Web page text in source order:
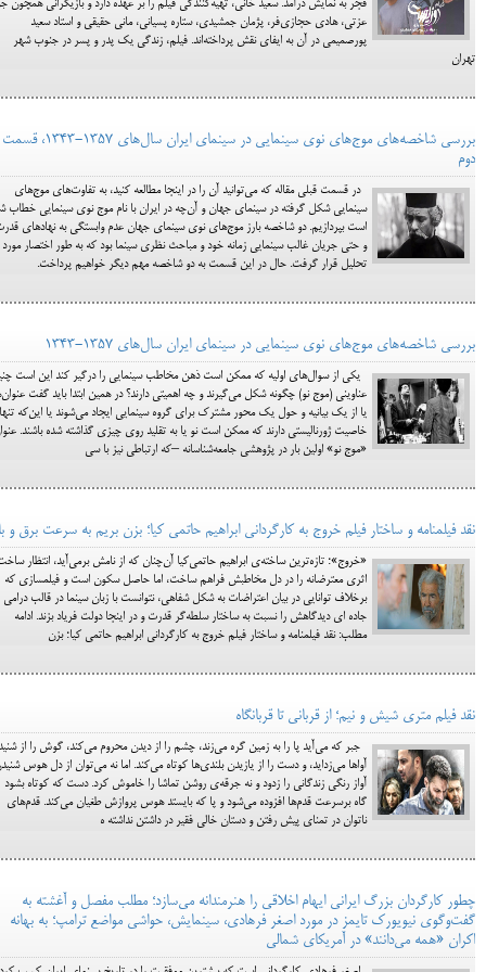
فجر به نمایش درآمد. سعید خانی، تهیه‌کنندگی فیلم را بر عهده دارد و بازیگرانی همچون
عزتی، هادی حجازی‌فر، پژمان جمشیدی، ستاره پسیانی، مانی حقیقی و استاد سعید
پورصمیمی در آن به ایفای نقش پرداخته‌اند. فیلم، زندگی یک پدر و پسر در جنوب شهر
تهران
بررسی شاخصه‌های موج‌های نوی سینمایی در سینمای ایران سال‌های 1357-1343، قسمت
دوم
در قسمت قبلی مقاله که می‌توانید آن را در اینجا مطالعه کنید، به تفاوت‌های موج‌های
سینمایی شکل گرفته در سینمای جهان و آن‌چه در ایران با نام موج نوی سینمایی خطاب
است بپردازیم. دو شاخصه بارز موج‌های نوی سینمای جهان عدم وابستگی به نهادهای
و حتی جریان غالب سینمایی زمانه خود و مباحث نظری سینما بود که به طور اختصار مورد
تحلیل قرار گرفت. حال در این قسمت به دو شاخصه مهم دیگر خواهیم پرداخت.
بررسی شاخصه‌های موج‌های نوی سینمایی در سینمای ایران سال‌های 1357-1343
یکی از سوال‌های اولیه که ممکن است ذهن مخاطب سینمایی را درگیر کند این است
عناوینی (موج نو) چگونه شکل می‌گیرند و چه اهمیتی دارند؟ در همین ابتدا باید گفت
یا از یک بیانیه و حول یک محور مشترک برای گروه سینمایی ایجاد می‌شوند یا این‌که تنها
خاصیت ژورنالیستی دارند که ممکن است نو یا به تقلید روی چیزی گذاشته شده باشند.
«موج نو» اولین بار در پژوهشی جامعه‌شناسانه –که ارتباطی نیز با سی
نقد فیلمنامه و ساختار فیلم خروج به کارگردانی ابراهیم حاتمی کیا؛ بزن بریم به سرعت برق و
«خروج»؛ تازه‌ترین ساخته‌ی ابراهیم حاتمی‌کیا آن‌چنان که از نامش برمی‌آید، انتظار
اثری معترضانه را در دل مخاطبش فراهم ساخت، اما حاصل سکون است و فیلمسازی که
برخلاف توانایی در بیان اعتراضات به شکل شفاهی، نتوانست با زبان سینما در قالب درامی
جاده ای دیدگاهش را نسبت به ساختار سلطه‌گر قدرت ‌و در اینجا دولت‌ فریاد بزند. ادامه
مطلب: نقد فیلمنامه و ساختار فیلم خروج به کارگردانی ابراهیم حاتمی کیا؛ بزن
نقد فیلم متری شیش و نیم؛ از قربانی تا قربانگاه
جبر که می‌آید پا را به زمین گره می‌زند، چشم را از دیدن محروم می‌کند، گوش را از
آواها می‌زداید، و دست را از یازیدن بلندی‌ها کوتاه می‌کند. اما نه می‌توان از دل هوس
آواز رنگی زندگانی را زدود و نه جرقه‌ی روشن تماشا را خاموش کرد. دست که کوتاه بشود
گاه برسرعت قدم‌ها افزوده می‌شود و پا که بایستد هوس پروازش طغیان می‌کند. قدم‌های
ناتوان در تمنای پیش رفتن و دستان خالی فقیر در داشتن نداشته ه
چطور کارگردان بزرگ ایرانی ایهام اخلاقی را هنرمندانه می‌سازد؛ مطلب مفصل و آغشته به
گفت‌وگوی نیویورک تایمز در مورد اصغر فرهادی، سینمایش، حواشی مواضع ترامپ؛ به بهانه
اکران «همه می‌دانند» در آمریکای شمالی